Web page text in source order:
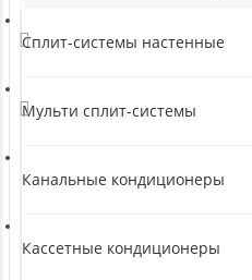
Сплит-системы настенные
Мульти сплит-системы
Канальные кондиционеры
Кассетные кондиционеры